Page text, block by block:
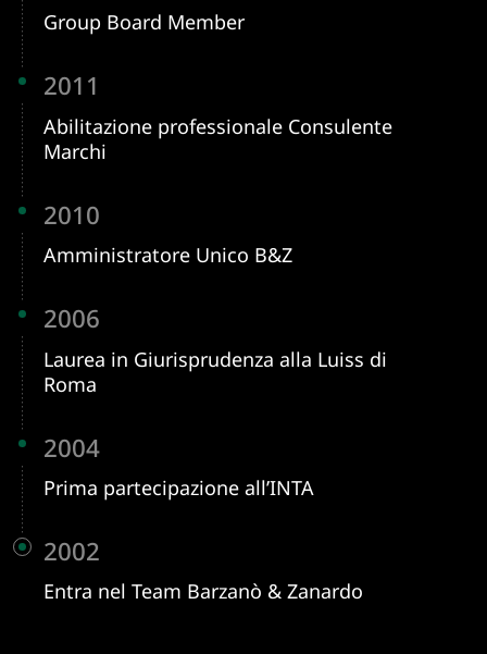
Group Board Member
2011
Abilitazione professionale Consulente
Marchi
2010
Amministratore Unico B&Z
2006
Laurea in Giurisprudenza alla Luiss di
Roma
2004
Prima partecipazione all’INTA
2002
Entra nel Team Barzanò & Zanardo